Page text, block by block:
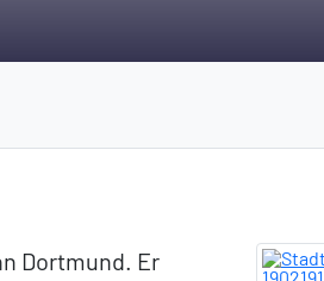
Dortmund. Er